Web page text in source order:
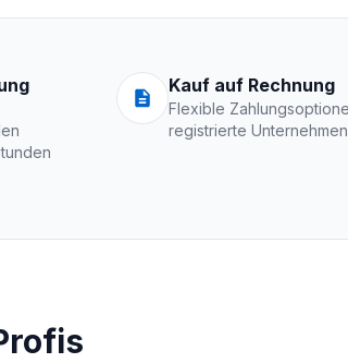
Kauf auf Rechnung
Flexible
registrierte